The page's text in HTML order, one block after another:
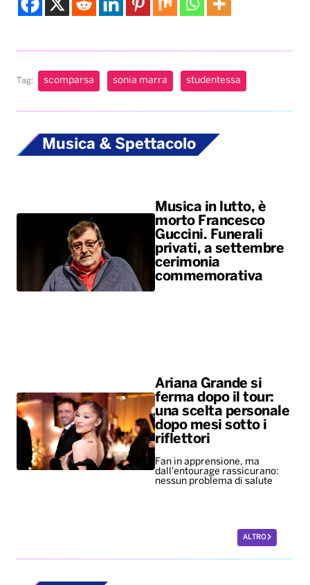
Tag: scomparsa sonia marra studentessa
Musica & Spettacolo
Musica in lutto, è
morto Francesco
Guccini. Funerali
privati, a settembre
cerimonia
commemorativa
Ariana Grande si
ferma dopo il tour:
una scelta personale
dopo mesi sotto i
riflettori
Fan in apprensione, ma
dall'entourage rassicurano:
nessun problema di salute
ALTRO